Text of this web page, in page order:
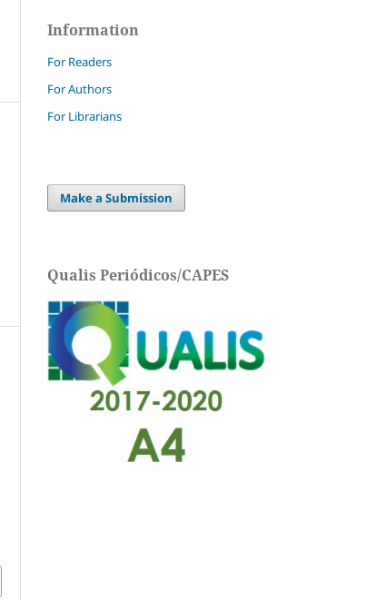
Information
For Readers
For Authors
For Librarians
Make a Submission
Qualis Periódicos/CAPES